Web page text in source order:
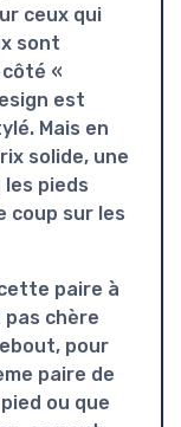
ceux qui
sont
«
est
Mais en
solide, une
pieds
coup sur les
paire à
chère
pour
paire de
ou que